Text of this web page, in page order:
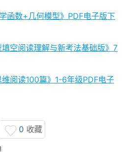
函数+几何模型》PDF电子版下
空阅读理解与新考法基础版》7
阅读100篇》1-6年级PDF电子
0 收藏